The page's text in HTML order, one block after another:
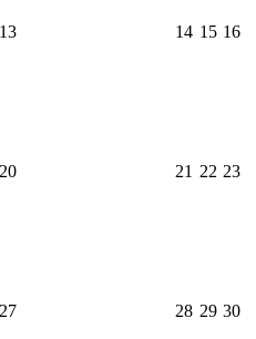
13 14 15 16
20 21 22 23
27 28 29 30